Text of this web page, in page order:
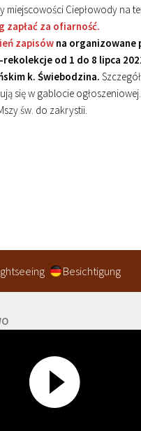
miejscowości Ciepłowody na
zapłać za ofiarność.
zapisów na organizowane
od 1 do 8 lipca
k. Świebodzina.
się w gablocie
św. do zakrystii.
Besichtigung